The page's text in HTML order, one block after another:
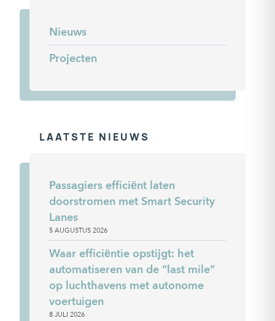
Nieuws
Projecten
LAATSTE NIEUWS
Passagiers efficiënt laten
doorstromen met Smart Security
Lanes
5 AUGUSTUS 2026
Waar efficiëntie opstijgt: het
automatiseren van de “last mile”
op luchthavens met autonome
voertuigen
8 JULI 2026